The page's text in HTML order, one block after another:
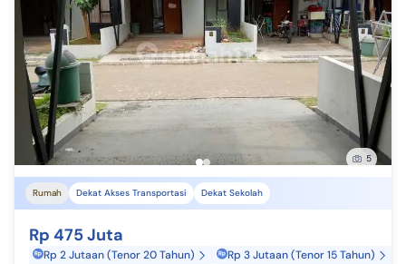
5
Rumah Dekat Akses Transportasi Dekat Sekolah
Rp 475 Juta
Rp 2 Jutaan (Tenor 20 Tahun) Rp 3 Jutaan (Tenor 15 Tahun)